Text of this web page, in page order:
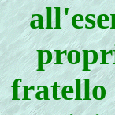
fratello